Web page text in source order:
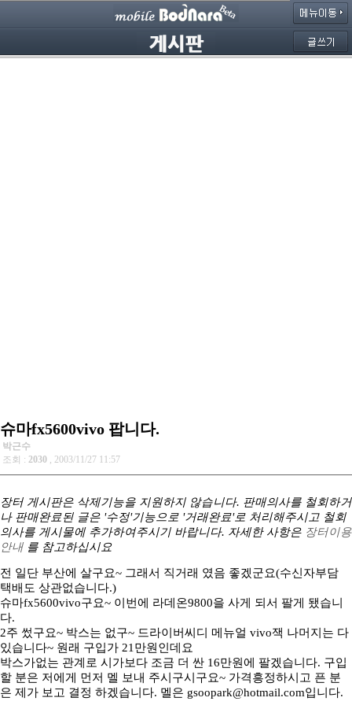
슈마fx5600vivo 팝니다.
박근수
조회 : 2030 , 2003/11/27 11:57
장터 게시판은 삭제기능을 지원하지 않습니다. 판매의사를 철회하거
나 판매완료된 글은 '수정'기능으로 '거래완료'로 처리해주시고 철회
의사를 게시물에 추가하여주시기 바랍니다. 자세한 사항은 장터이용
안내 를 참고하십시요
전 일단 부산에 살구요~ 그래서 직거래 였음 좋겠군요(수신자부담
택배도 상관없습니다.)
슈마fx5600vivo구요~ 이번에 라데온9800을 사게 되서 팔게 됐습니
다.
2주 썼구요~ 박스는 없구~ 드라이버씨디 메뉴얼 vivo잭 나머지는 다
있습니다~ 원래 구입가 21만원인데요
박스가없는 관계로 시가보다 조금 더 싼 16만원에 팔겠습니다. 구입
할 분은 저에게 먼저 멜 보내 주시구시구요~ 가격흥정하시고 픈 분
은 제가 보고 결정 하겠습니다. 멜은 gsoopark@hotmail.com입니다.